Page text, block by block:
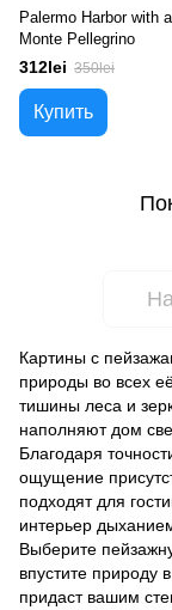
Palermo Harbor with
Monte Pellegrino
312lei 350lei
Купить
Картины с
природы во всех
тишины леса и
наполняют дом
Благодаря
ощущение
подходят для
интерьер
Выберите
впустите природу
придаст вашим